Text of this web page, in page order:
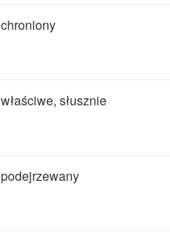
chroniony
właściwe, słusznie
podejrzewany